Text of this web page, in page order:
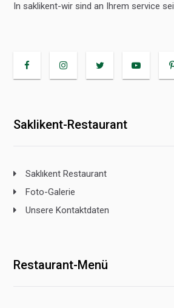
In saklikent-wir sind an Ihrem service
Saklikent-Restaurant
Saklıkent Restaurant
Foto-Galerie
Unsere Kontaktdaten
Restaurant-Menü